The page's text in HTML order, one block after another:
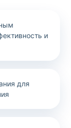
и
для